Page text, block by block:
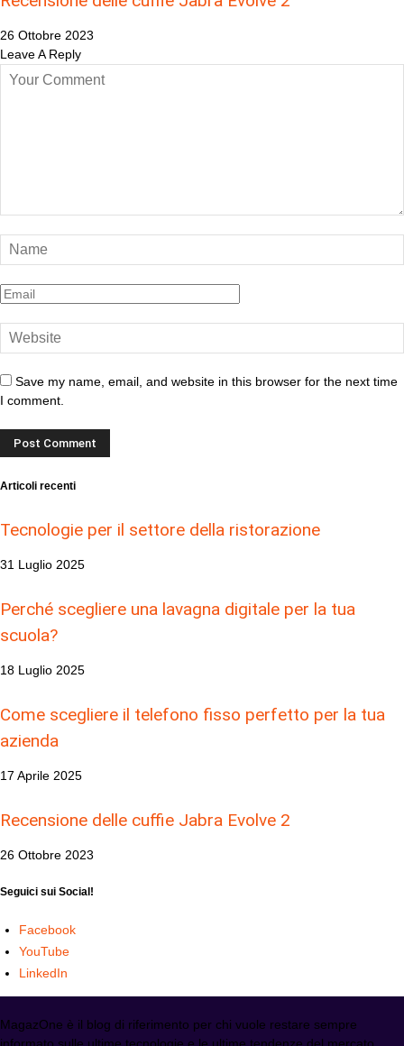
26 Ottobre 2023
Leave A Reply
Save my name, email, and website in this browser for the next time
I comment.
Articoli recenti
Tecnologie per il settore della ristorazione
31 Luglio 2025
Perché scegliere una lavagna digitale per la tua
scuola?
18 Luglio 2025
Come scegliere il telefono fisso perfetto per la tua
azienda
17 Aprile 2025
Recensione delle cuffie Jabra Evolve 2
26 Ottobre 2023
Seguici sui Social!
Facebook
YouTube
LinkedIn
MagazOne è il blog di riferimento per chi vuole restare sempre
informato sulle ultime tecnologie e le ultime tendenze del mercato